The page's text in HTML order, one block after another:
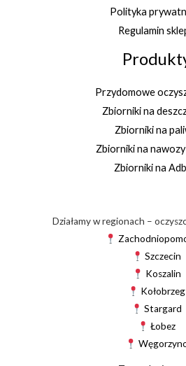
Polityka
Regulamin
Przydomowe
Zbiorniki na
Zbiorniki na
Zbiorniki na nawozy
Zbiorniki na
Działamy w regionach –
Szczecin
Koszalin
Kołobrzeg
Stargard
Łobez